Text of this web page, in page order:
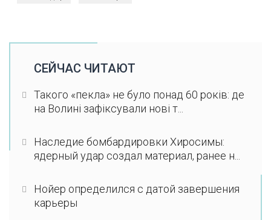
СЕЙЧАС ЧИТАЮТ
Такого «пекла» не було понад 60 років: де
на Волині зафіксували нові т...
Наследие бомбардировки Хиросимы:
ядерный удар создал материал, ранее н...
Нойер определился с датой завершения
карьеры